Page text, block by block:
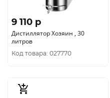
9 110 p
Дистиллятор Хозяин , 30
литров
Код товара: 027770